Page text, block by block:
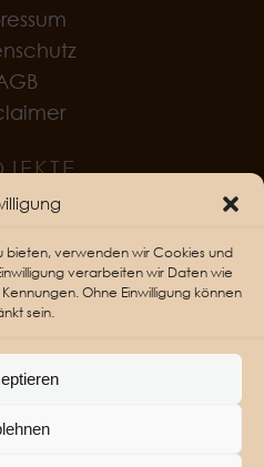
bieten, verwenden wir Cookies und
verarbeiten wir Daten wie
Ohne Einwilligung können
sein.
Heilung